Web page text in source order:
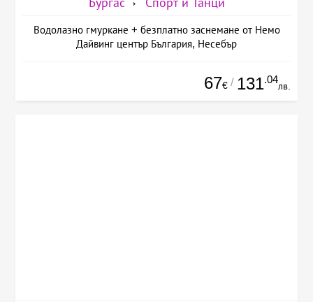
Бургас Спорт и Танци
Водолазно гмуркане + безплатно заснемане от Немо
Дайвинг център България, Несебър
67€ / 131.04
лв.